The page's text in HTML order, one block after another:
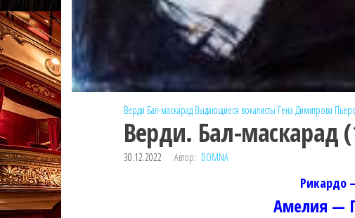
Верди Бал-маскарад Выдающиеся вокалисты Гена Димитрова
Верди. Бал-маскарад
30.12.2022 Автор: DOMNA
Рикардо
Амелия —